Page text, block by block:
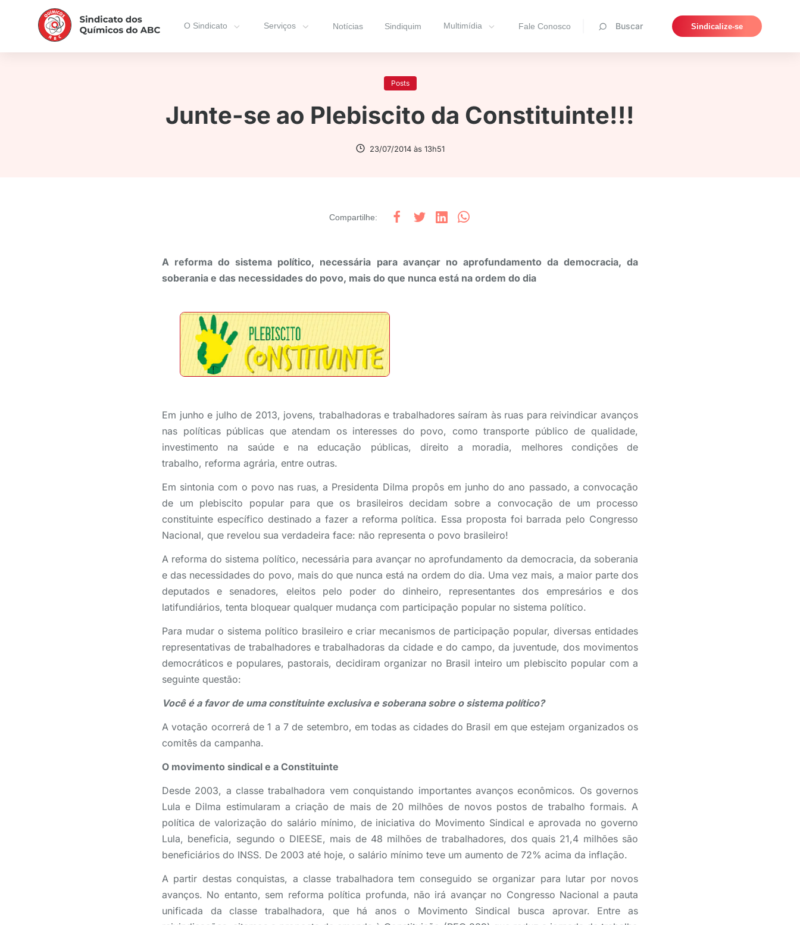
O Sindicato Serviços Notícias Sindiquim Multimídia Fale Conosco Buscar Sindicalize-se
Pesquisar
Posts
Junte-se ao Plebiscito da Constituinte!!!
23/07/2014 às 13h51
Compartilhe:
A reforma do sistema político, necessária para avançar no aprofundamento da democracia, da
soberania e das necessidades do povo, mais do que nunca está na ordem do dia
Em junho e julho de 2013, jovens, trabalhadoras e trabalhadores saíram às ruas para reivindicar avanços
nas políticas públicas que atendam os interesses do povo, como transporte público de qualidade,
investimento na saúde e na educação públicas, direito a moradia, melhores condições de
trabalho, reforma agrária, entre outras.
Em sintonia com o povo nas ruas, a Presidenta Dilma propôs em junho do ano passado, a convocação
de um plebiscito popular para que os brasileiros decidam sobre a convocação de um processo
constituinte específico destinado a fazer a reforma política. Essa proposta foi barrada pelo Congresso
Nacional, que revelou sua verdadeira face: não representa o povo brasileiro!
A reforma do sistema político, necessária para avançar no aprofundamento da democracia, da soberania
e das necessidades do povo, mais do que nunca está na ordem do dia. Uma vez mais, a maior parte dos
deputados e senadores, eleitos pelo poder do dinheiro, representantes dos empresários e dos
latifundiários, tenta bloquear qualquer mudança com participação popular no sistema político.
Para mudar o sistema político brasileiro e criar mecanismos de participação popular, diversas entidades
representativas de trabalhadores e trabalhadoras da cidade e do campo, da juventude, dos movimentos
democráticos e populares, pastorais, decidiram organizar no Brasil inteiro um plebiscito popular com a
seguinte questão:
Você é a favor de uma constituinte exclusiva e soberana sobre o sistema político?
A votação ocorrerá de 1 a 7 de setembro, em todas as cidades do Brasil em que estejam organizados os
comitês da campanha.
O movimento sindical e a Constituinte
Desde 2003, a classe trabalhadora vem conquistando importantes avanços econômicos. Os governos
Lula e Dilma estimularam a criação de mais de 20 milhões de novos postos de trabalho formais. A
política de valorização do salário mínimo, de iniciativa do Movimento Sindical e aprovada no governo
Lula, beneficia, segundo o DIEESE, mais de 48 milhões de trabalhadores, dos quais 21,4 milhões são
beneficiários do INSS. De 2003 até hoje, o salário mínimo teve um aumento de 72% acima da inflação.
A partir destas conquistas, a classe trabalhadora tem conseguido se organizar para lutar por novos
avanços. No entanto, sem reforma política profunda, não irá avançar no Congresso Nacional a pauta
unificada da classe trabalhadora, que há anos o Movimento Sindical busca aprovar. Entre as